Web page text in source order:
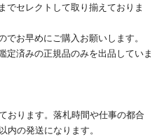
でセレクトして取り揃えておりま
でお早めにご購入お願いします。
定済みの正規品のみを出品していま
おります。落札時間や仕事の都合
の発送になります。